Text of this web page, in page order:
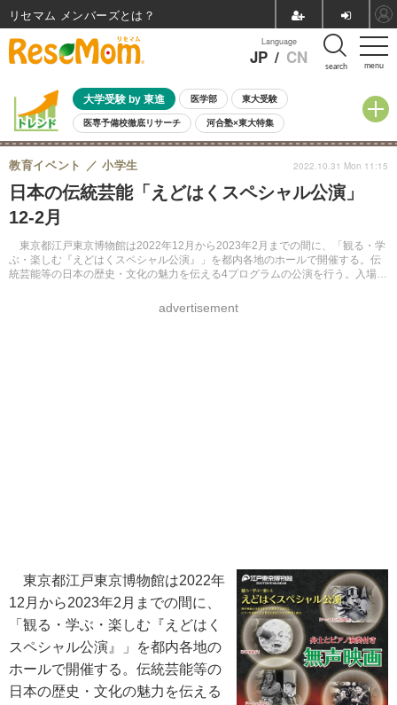
menu
Language
JP / CN search
大学受験 by 東進 医学部 東大受験
医専予備校徹底リサーチ 河合塾×東大特集
親子で考える大学選び 高校受験 中学受験 小学校受験
共通テスト 夏休み
8月開催イベント・WS 全国公立高校 過去問 人気記事
自由研究教材（小学生向け）
日本の伝統芸能「えどはくスペシャル公演」
12-2月
東京都江戸東京博物館は2022年12月から2023年2月までの間に、「観る・学
ぶ・楽しむ『えどはくスペシャル公演』」を都内各地のホールで開催する。伝
統芸能等の日本の歴史・文化の魅力を伝える4プログラムの公演を行う。入場無
教育イベント 小学生
advertisement
2022.10.31 Mon 11:15
東京都江戸東京博物館は2022年
12月から2023年2月までの間に、
「観る・学ぶ・楽しむ『えどはく
スペシャル公演』」を都内各地の
ホールで開催する。伝統芸能等の
日本の歴史・文化の魅力を伝える
リセマム メンバーズ